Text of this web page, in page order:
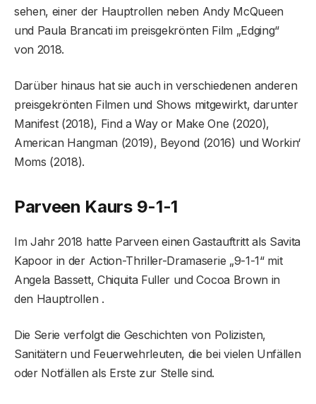
sehen, einer der Hauptrollen neben Andy McQueen
und Paula Brancati im preisgekrönten Film „Edging“
von 2018.
Darüber hinaus hat sie auch in verschiedenen anderen
preisgekrönten Filmen und Shows mitgewirkt, darunter
Manifest (2018), Find a Way or Make One (2020),
American Hangman (2019), Beyond (2016) und Workin‘
Moms (2018).
Parveen Kaurs 9-1-1
Im Jahr 2018 hatte Parveen einen Gastauftritt als Savita
Kapoor in der Action-Thriller-Dramaserie „9-1-1“ mit
Angela Bassett, Chiquita Fuller und Cocoa Brown in
den Hauptrollen .
Die Serie verfolgt die Geschichten von Polizisten,
Sanitätern und Feuerwehrleuten, die bei vielen Unfällen
oder Notfällen als Erste zur Stelle sind.